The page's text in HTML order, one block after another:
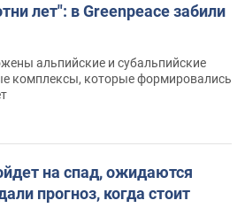
лет": в Greenpeace забили
альпийские и субальпийские
комплексы, которые формировались
на спад, ожидаются
прогноз, когда стоит